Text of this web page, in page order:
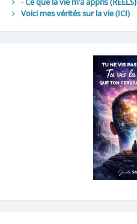
Voici mes vérités sur la vie(ICI)